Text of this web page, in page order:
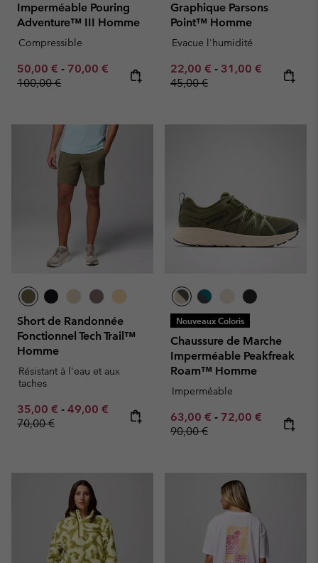
Imperméable Pouring
Adventure™ III Homme
Compressible
Minimum sale price:
50,00 € - Maximum sale price:
70,00 € Regular price:
100,00 €
Graphique Parsons
Point™ Homme
Evacue l'humidité
Minimum sale price:
22,00 € - Maximum sale
31,00 € Regular
45,00 €
Short de Randonnée
Fonctionnel Tech Trail™
Homme
Résistant à l'eau et aux
taches
Minimum sale price:
35,00 € - Maximum sale price:
49,00 € Regular price:
70,00 €
Nouveaux Coloris
Chaussure de Marche
Imperméable Peakfreak
Roam™ Homme
Imperméable
Minimum sale price:
63,00 € - Maximum sale
72,00 € Regular
90,00 €